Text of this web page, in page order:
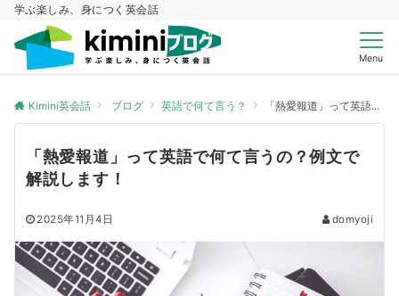
学ぶ楽しみ、身につく英会話
Menu
Kimini英会話 ブログ 英語で何て言う？ 「熱愛報道」って英語で何て言うの？例文で解説します！
「熱愛報道」って英語で何て言うの？例文で
解説します！
2025年11月4日 domyoji